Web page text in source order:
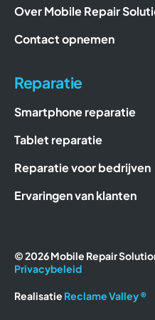
Over Mobile Repair
Contact opnemen
Reparatie
Smartphone reparatie
Tablet reparatie
Reparatie voor bedrijven
Ervaringen van klanten
© 2026 Mobile Repair
Privacybeleid
Realisatie Reclame Valley ®